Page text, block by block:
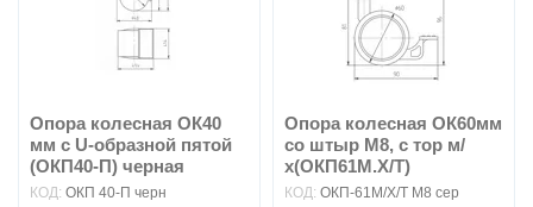
Опора колесная ОК40
мм с U-образной пятой
(ОКП40-П) черная
КОД: ОКП 40-П черн
Опора колесная ОК60мм
со штыр М8, с тор м/
х(ОКП61М.Х/Т)
КОД: ОКП-61М/Х/Т М8 сер